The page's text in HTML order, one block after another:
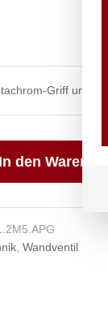
Griff und
In den
, Wandventil